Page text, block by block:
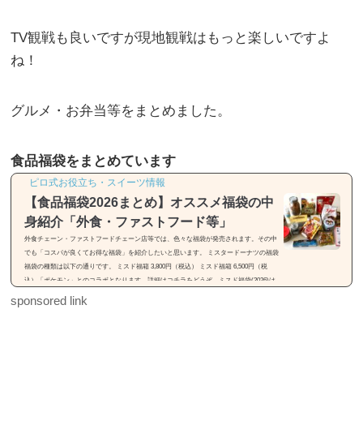
TV観戦も良いですが現地観戦はもっと楽しいですよ
ね！
グルメ・お弁当等をまとめました。
食品福袋をまとめています
ピロ式お役立ち・スイーツ情報
【食品福袋2026まとめ】オススメ福袋の中
身紹介「外食・ファストフード等」
外食チェーン・ファストフードチェーン店等では、色々な福袋が発売されます。その中
でも「コスパが良くてお得な福袋」を紹介したいと思います。 ミスタードーナツの福袋
福袋の種類は以下の通りです。 ミスド福箱 3,800円（税込） ミスド福箱 6,500円（税
込）「ポケモン」とのコラボとなります。詳細はコチラをどうぞ。ミスド福袋(2026)は
sponsored link